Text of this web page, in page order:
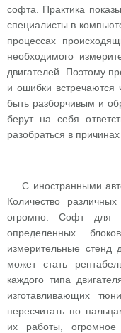
софта. Практика
специалисты в
процессах
необходимого
двигателей. Поэтому
и ошибки встречаются
быть разборчивым и
берут на себя
разобраться в
С иностранными
Количество
огромно. Софт для
определенных
измерительные стенд
может стать
каждого типа
изготавливающих
пересчитать по
их работы, огромное